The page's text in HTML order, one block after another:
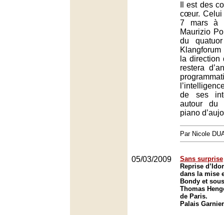
Il est des
cœur. Celui
7 mars à
Maurizio
du
la direction
restera
de ses
autour du
piano
Par Nicole
05/03/2009
Sans surprise
Reprise
dans la mise
Bondy et
Thomas
de Paris.
Palais